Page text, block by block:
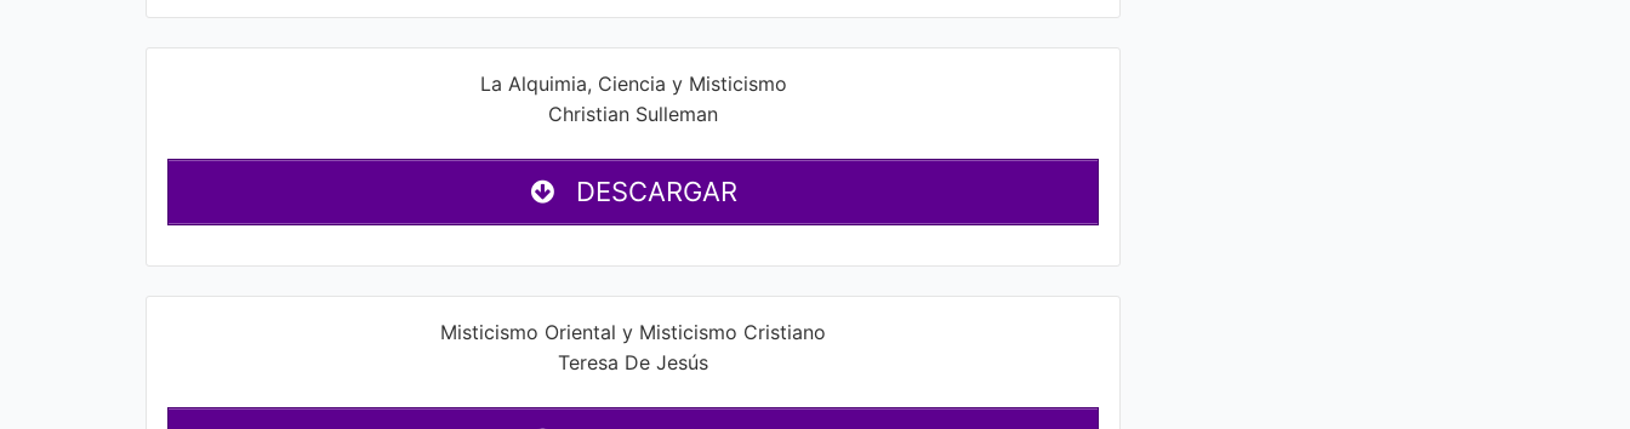
La Alquimia, Ciencia y Misticismo
Christian Sulleman
DESCARGAR
Misticismo Oriental y Misticismo Cristiano
Teresa De Jesús